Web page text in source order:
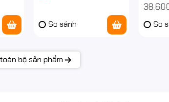
So sánh So
bộ sản phẩm